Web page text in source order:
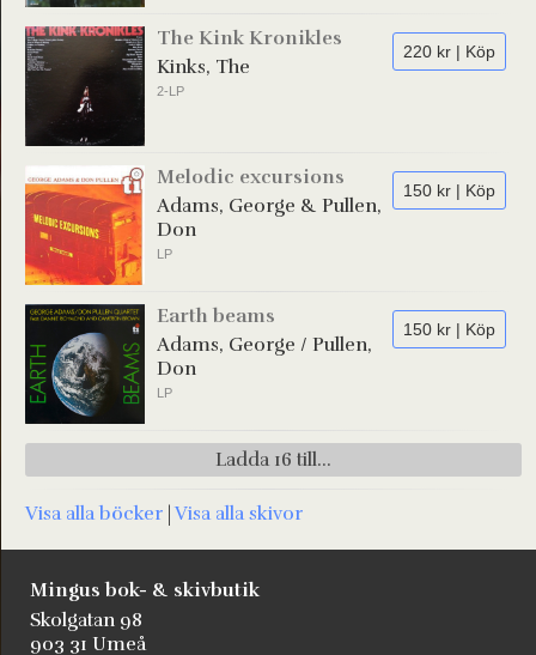
220 kr | Köp
The Kink Kronikles
Kinks, The
2-LP
150 kr | Köp
Melodic excursions
Adams, George & Pullen,
Don
LP
150 kr | Köp
Earth beams
Adams, George / Pullen,
Don
LP
Ladda 16 till...
Visa alla böcker |Visa alla skivor
Mingus bok- & skivbutik
Skolgatan 98
903 31 Umeå